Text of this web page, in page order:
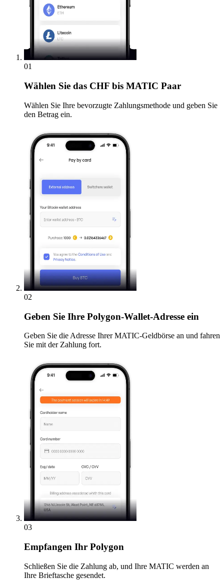
01
Wählen Sie das CHF bis MATIC Paar
Wählen Sie Ihre bevorzugte Zahlungsmethode und geben Sie
den Betrag ein.
02
Geben Sie Ihre Polygon-Wallet-Adresse ein
Geben Sie die Adresse Ihrer MATIC-Geldbörse an und fahren
Sie mit der Zahlung fort.
03
Empfangen Ihr Polygon
Schließen Sie die Zahlung ab, und Ihre MATIC werden an
Ihre Brieftasche gesendet.